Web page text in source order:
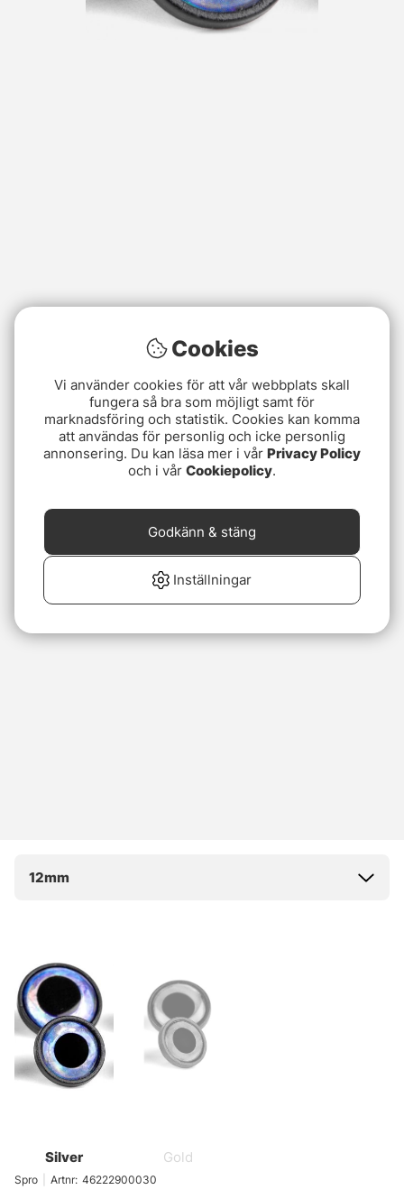
12mm
Gold
Silver
Spro Artnr: 46222900030
Cookies
Vi använder cookies för att vår webbplats skall
fungera så bra som möjligt samt för
marknadsföring och statistik. Cookies kan komma
att användas för personlig och icke personlig
annonsering. Du kan läsa mer i vår Privacy Policy
och i vår Cookiepolicy.
Inställningar
Godkänn & stäng